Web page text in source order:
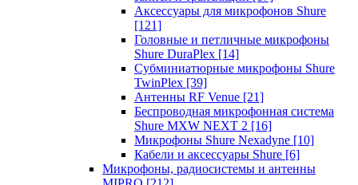
Аксессуары для микрофонов Shure
[121]
Головные и петличные микрофоны
Shure DuraPlex [14]
Субминиатюрные микрофоны Shure
TwinPlex [39]
Антенны RF Venue [21]
Беспроводная микрофонная система
Shure MXW NEXT 2 [16]
Микрофоны Shure Nexadyne [10]
Кабели и аксессуары Shure [6]
Микрофоны, радиосистемы и антенны